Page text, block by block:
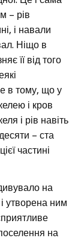
– рів
і навали
Ніщо в
її від того
в тому, що у
і кров
і рів навіть
– ста
частині
на
утворена ним
на